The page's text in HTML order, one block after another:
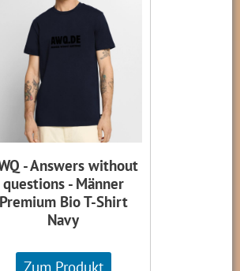
- Answers without
questions - Männer
Premium Bio T-Shirt
Navy
Zum Produkt